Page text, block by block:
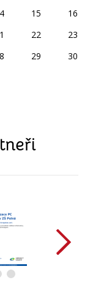
15
16
22
23
29
30